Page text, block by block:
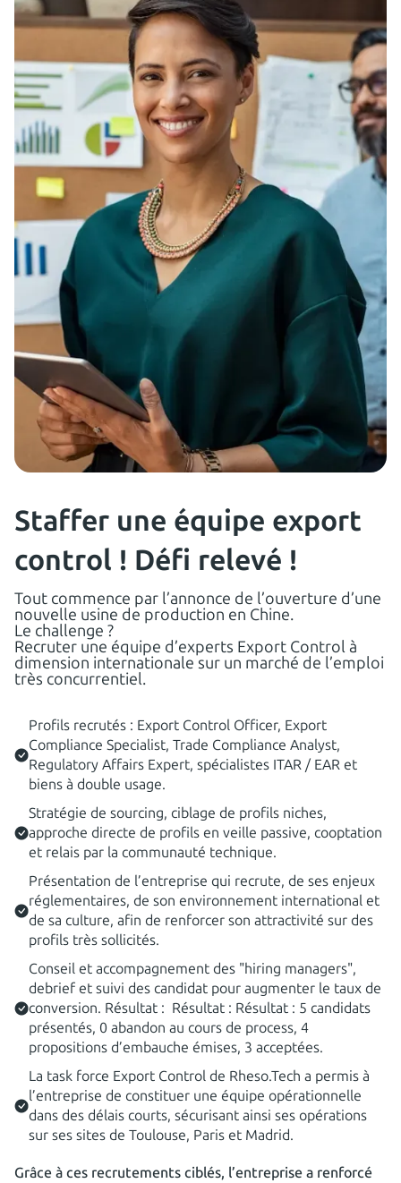
Staffer une équipe export
control ! Défi relevé !
Tout commence par l’annonce de l’ouverture d’une
nouvelle usine de production en Chine.
Le challenge ?
Recruter une équipe d’experts Export Control à
dimension internationale sur un marché de l’emploi
très concurrentiel.
Profils recrutés : Export Control Officer, Export
Compliance Specialist, Trade Compliance Analyst,
Regulatory Affairs Expert, spécialistes ITAR / EAR et
biens à double usage.
Stratégie de sourcing, ciblage de profils niches,
approche directe de profils en veille passive, cooptation
et relais par la communauté technique.
Présentation de l’entreprise qui recrute, de ses enjeux
réglementaires, de son environnement international et
de sa culture, afin de renforcer son attractivité sur des
profils très sollicités.
Conseil et accompagnement des "hiring managers",
debrief et suivi des candidat pour augmenter le taux de
conversion. Résultat : Résultat : Résultat : 5 candidats
présentés, 0 abandon au cours de process, 4
propositions d’embauche émises, 3 acceptées.
La task force Export Control de Rheso.Tech a permis à
l’entreprise de constituer une équipe opérationnelle
dans des délais courts, sécurisant ainsi ses opérations
sur ses sites de Toulouse, Paris et Madrid.
Grâce à ces recrutements ciblés, l’entreprise a renforcé